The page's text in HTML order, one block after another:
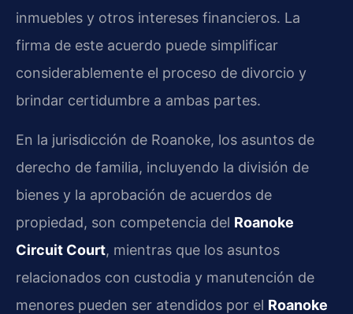
inmuebles y otros intereses financieros. La
firma de este acuerdo puede simplificar
considerablemente el proceso de divorcio y
brindar certidumbre a ambas partes.
En la jurisdicción de Roanoke, los asuntos de
derecho de familia, incluyendo la división de
bienes y la aprobación de acuerdos de
propiedad, son competencia del Roanoke
Circuit Court, mientras que los asuntos
relacionados con custodia y manutención de
menores pueden ser atendidos por el Roanoke